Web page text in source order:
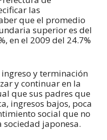
las
que el promedio
superior es del
en el 2009 del 24.7%
y terminación
y continuar en la
que sus padres que
ingresos bajos, poca
social que no
japonesa.